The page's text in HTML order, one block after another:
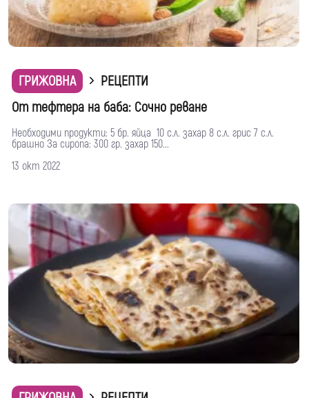
ГРИЖОВНА
РЕЦЕПТИ
От тефтера на баба: Сочно реване
Необходими продукти: 5 бр. яйца 10 с.л. захар 8 с.л. грис 7 с.л.
брашно За сиропа: 300 гр. захар 150...
13 окт 2022